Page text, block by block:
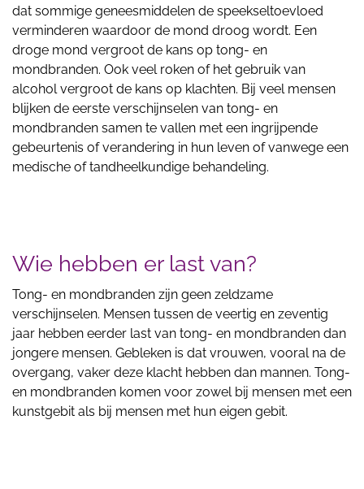
dat sommige geneesmiddelen de speekseltoevloed
verminderen waardoor de mond droog wordt. Een
droge mond vergroot de kans op tong- en
mondbranden. Ook veel roken of het gebruik van
alcohol vergroot de kans op klachten. Bij veel mensen
blijken de eerste verschijnselen van tong- en
mondbranden samen te vallen met een ingrijpende
gebeurtenis of verandering in hun leven of vanwege een
medische of tandheelkundige behandeling.
Wie hebben er last van?
Tong- en mondbranden zijn geen zeldzame
verschijnselen. Mensen tussen de veertig en zeventig
jaar hebben eerder last van tong- en mondbranden dan
jongere mensen. Gebleken is dat vrouwen, vooral na de
overgang, vaker deze klacht hebben dan mannen. Tong-
en mondbranden komen voor zowel bij mensen met een
kunstgebit als bij mensen met hun eigen gebit.